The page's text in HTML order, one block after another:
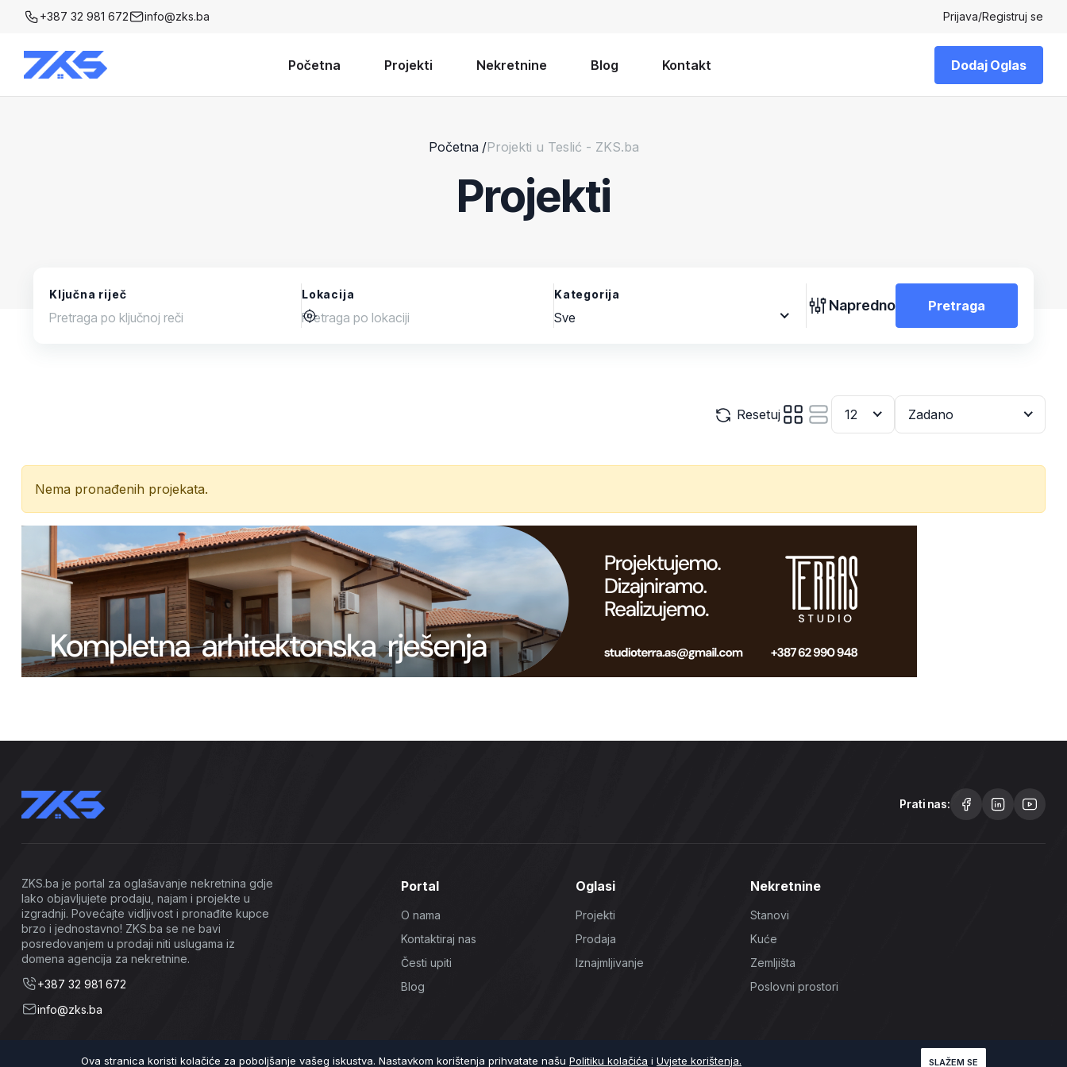
+387 32 981 672 info@zks.ba Prijava/Registruj se
Početna Projekti Nekretnine Blog Kontakt Dodaj Oglas
Početna /Projekti u Teslić - ZKS.ba
Projekti
Ključna riječ Lokacija Kategorija
Sve
Napredno Pretraga
Resetuj 12 Zadano
Nema pronađenih projekata.
Prati nas:
ZKS.ba je portal za oglašavanje nekretnina gdje
lako objavljujete prodaju, najam i projekte u
izgradnji. Povećajte vidljivost i pronađite kupce
brzo i jednostavno! ZKS.ba se ne bavi
posredovanjem u prodaji niti uslugama iz
domena agencija za nekretnine.
+387 32 981 672
info@zks.ba
Portal
O nama
Kontaktiraj nas
Česti upiti
Blog
Oglasi
Projekti
Prodaja
Iznajmljivanje
Nekretnine
Stanovi
Kuće
Zemljišta
Poslovni prostori
Ova stranica koristi kolačiće za poboljšanje vašeg iskustva. Nastavkom korištenja prihvatate našu Politiku kolačića i Uvjete korištenja. SLAŽEM SE